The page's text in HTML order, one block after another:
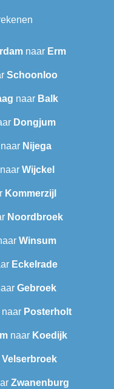
naar Erm
Schoonloo
naar Balk
Dongjum
naar Nijega
Wijckel
Kommerzijl
Noordbroek
Winsum
Eckelrade
Gebroek
naar Posterholt
naar Koedijk
Velserbroek
Zwanenburg